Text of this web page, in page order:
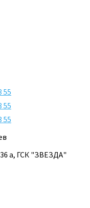
55
55
55
а, ГСК "ЗВЕЗДА"